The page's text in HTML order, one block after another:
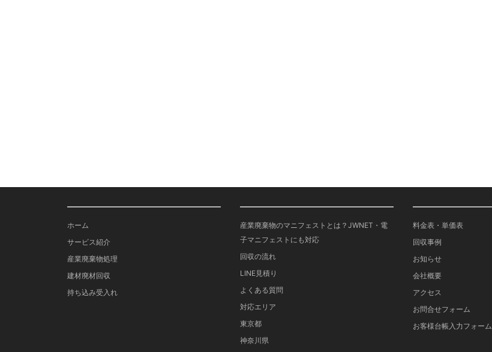
ホーム
サービス紹介
産業廃棄物処理
建材廃材回収
持ち込み受入れ
産業廃棄物のマニフェストとは？JWNET・電
子マニフェストにも対応
回収の流れ
LINE見積り
よくある質問
対応エリア
東京都
神奈川県
料金表・単価表
回収事例
お知らせ
会社概要
アクセス
お問合せフォーム
お客様台帳入力フォーム